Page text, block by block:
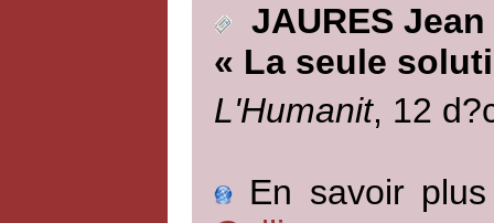
JAURES Jean
« La seule
L'Humanit, 12
En savoir